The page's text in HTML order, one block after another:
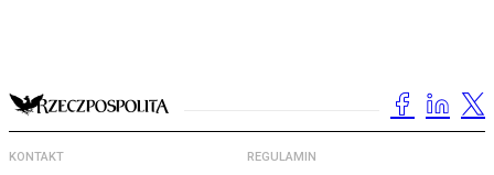
KONTAKT REGULAMIN